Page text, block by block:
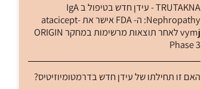
TRUTAKNA - עידן חדש בטיפול ב IgA
Nephropathy: ה- FDA אישר את atacicept-
vymj לאחר תוצאות מרשימות במחקר ORIGIN
Phase 3
האם זו תחילתו של עידן חדש בדרמטומיוזיטיס?